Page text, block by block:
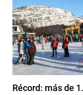
Récord: más de